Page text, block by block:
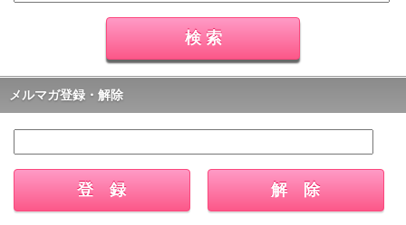
メルマガ登録・解除